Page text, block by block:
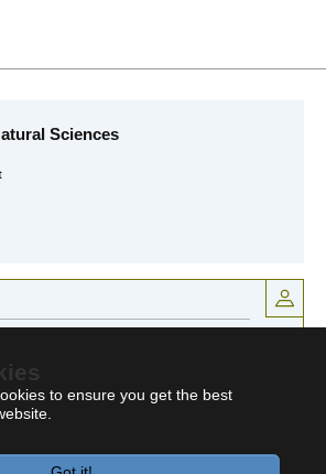
to ensure you get the best
Sciences